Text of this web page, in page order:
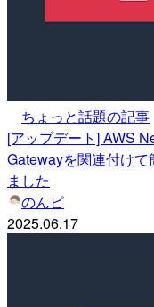
ちょっと話題の記事
[アップデート] AWS
Gatewayを関連付け
ました
のんピ
2025.06.17